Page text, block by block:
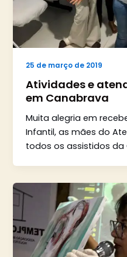
25 de março de 2019
Atividades e
em Canabrava
Muita alegria em
Infantil, as mães do
todos os assistidos da